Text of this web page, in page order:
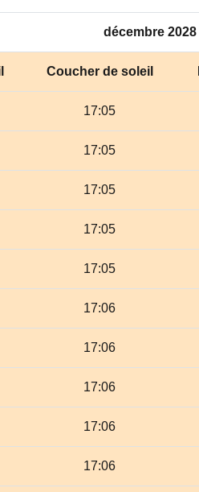
décembre 2028
Coucher de soleil
17:05
17:05
17:05
17:05
17:05
17:06
17:06
17:06
17:06
17:06